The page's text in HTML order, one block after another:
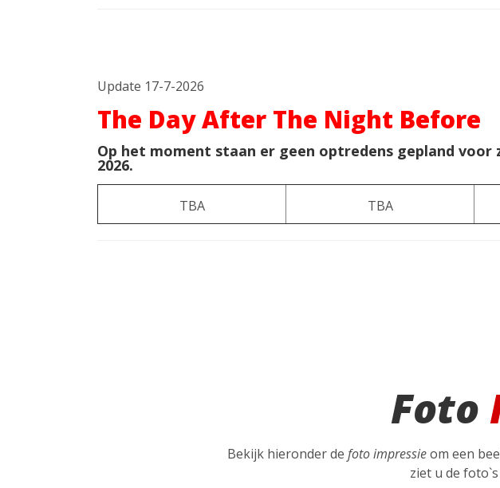
Update 17-7-2026
The Day After The Night Before
Op het moment staan er geen optredens gepland voor
2026.
TBA TBA
Foto
Bekijk hieronder de foto impressieom een
ziet u de